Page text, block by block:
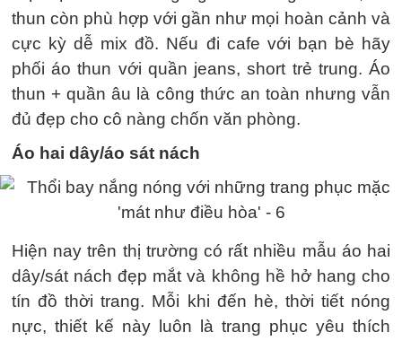
thun còn phù hợp với gần như mọi hoàn cảnh và
cực kỳ dễ mix đồ. Nếu đi cafe với bạn bè hãy
phối áo thun với quần jeans, short trẻ trung. Áo
thun + quần âu là công thức an toàn nhưng vẫn
đủ đẹp cho cô nàng chốn văn phòng.
Áo hai dây/áo sát nách
Hiện nay trên thị trường có rất nhiều mẫu áo hai
dây/sát nách đẹp mắt và không hề hở hang cho
tín đồ thời trang. Mỗi khi đến hè, thời tiết nóng
nực, thiết kế này luôn là trang phục yêu thích